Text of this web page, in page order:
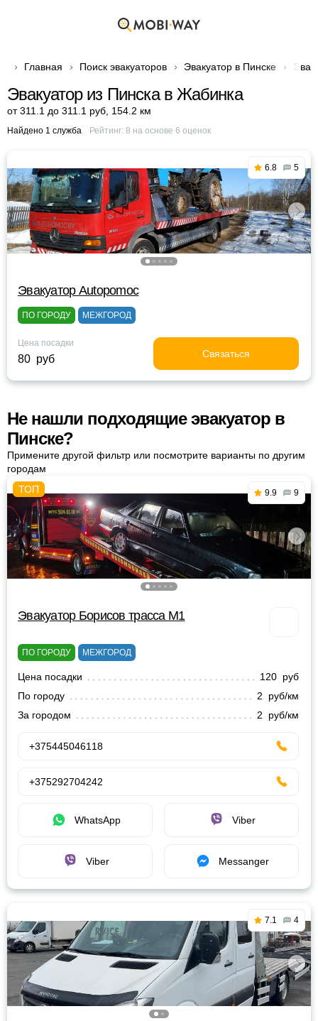
Главная Поиск эвакуаторов Эвакуатор в Пинске
Эвакуатор из Пинска в Жабинка
от 311.1 до 311.1 руб 154.2 км
Найдено 1 служба Рейтинг: 8 на основе 6 оценок
6.8 5
Эвакуатор Autopomoc
ПО ГОРОДУ МЕЖГОРОД
Цена посадки
80 руб Связаться
Не нашли подходящие эвакуатор в
Пинске?
Примените другой фильтр или посмотрите варианты по другим
городам
9.9 9
Эвакуатор Борисов трасса М1
ПО ГОРОДУ МЕЖГОРОД
Цена посадки
120 руб
По городу
2 руб/км
За городом
2 руб/км
+375445046118
+375292704242
WhatsApp Viber
Viber Messanger
7.1 4